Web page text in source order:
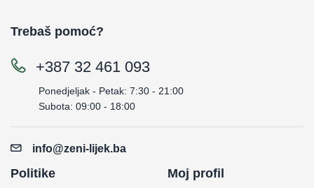
Trebaš pomoć?
+387 32 461 093
Ponedjeljak - Petak: 7:30 - 21:00
Subota: 09:00 - 18:00
info@zeni-lijek.ba
Politike Moj profil